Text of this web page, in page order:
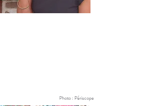
Photo : Périscope